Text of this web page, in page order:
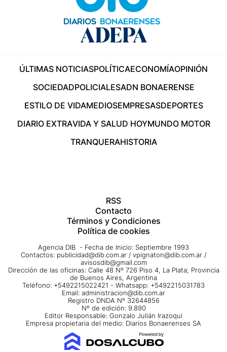
ÚLTIMAS NOTICIASPOLÍTICAECONOMÍAOPINIÓN
SOCIEDADPOLICIALESADN BONAERENSE
ESTILO DE VIDAMEDIOSEMPRESASDEPORTES
DIARIO EXTRAVIDA Y SALUD HOYMUNDO MOTOR
TRANQUERAHISTORIA
RSS
Contacto
Términos y Condiciones
Política de cookies
Agencia DIB - Fecha de Inicio: Septiembre 1993
Contactos: publicidad@dib.com.ar / vpignaton@dib.com.ar /
avisosdib@gmail.com
Dirección de las oficinas: Calle 48 Nº 726 Piso 4, La Plata; Provincia
de Buenos Aires, Argentina
Teléfono: +5492215022421 - Whatsapp: +5492215031783
Email: administracion@dib.com.ar
Registro DNDA Nº 32644856
Nº de edición: 9.890
Editor Responsable: Gonzalo Julián Irazoqui
Empresa propietaria del medio: Diarios Bonaerenses SA